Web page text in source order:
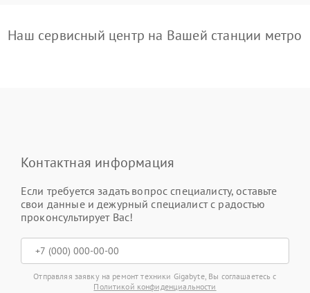
Наш сервисный центр на Вашей станции метро
Контактная информация
Если требуется задать вопрос специалисту, оставьте
свои данные и дежурный специалист с радостью
проконсультирует Вас!
Отправляя заявку на ремонт техники Gigabyte, Вы соглашаетесь с
Политикой конфиденциальности